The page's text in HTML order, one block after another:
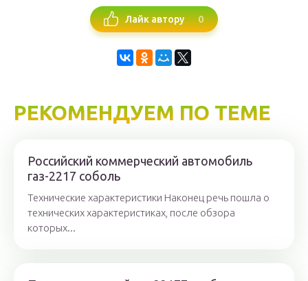
Лайк автору 0
РЕКОМЕНДУЕМ ПО ТЕМЕ
Российский коммерческий автомобиль
газ-2217 соболь
Технические характеристики Наконец речь пошла о
технических характеристиках, после обзора
которых...